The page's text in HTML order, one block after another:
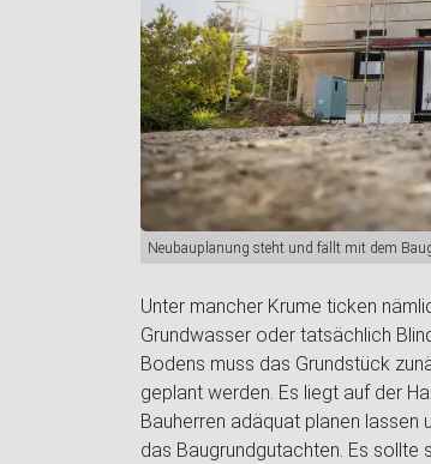
Neubauplanung steht und fällt mit dem
Unter mancher Krume ticken
Grundwasser oder tatsächlich
Bodens muss das Grundstück
geplant werden. Es liegt auf der
Bauherren adäquat planen lassen
das Baugrundgutachten. Es